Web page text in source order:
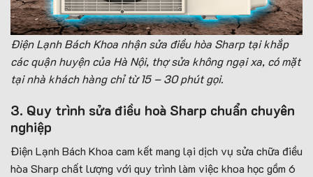
Điện Lạnh Bách Khoa nhận sửa điều hòa Sharp tại khắp
các quận huyện của Hà Nội, thợ sửa không ngại xa, có mặt
tại nhà khách hàng chỉ từ 15 – 30 phút gọi.
3. Quy trình sửa điều hoà Sharp chuẩn chuyên
nghiệp
Điện Lạnh Bách Khoa cam kết mang lại dịch vụ sửa chữa điều
hòa Sharp chất lượng với quy trình làm việc khoa học gồm 6